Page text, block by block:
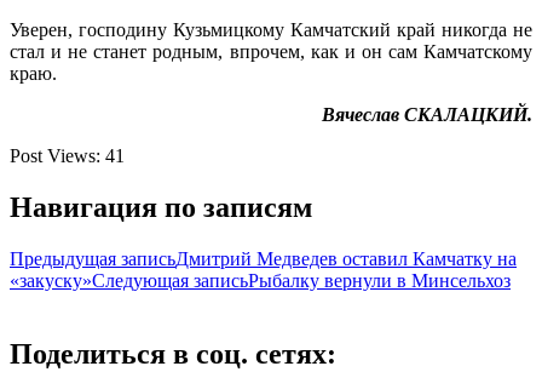
Уверен, господину Кузьмицкому Камчатский край никогда не
стал и не станет родным, впрочем, как и он сам Камчатскому
краю.
Вячеслав СКАЛАЦКИЙ.
Post Views: 41
Навигация по записям
Предыдущая записьДмитрий Медведев оставил Камчатку на
«закуску»Следующая записьРыбалку вернули в Минсельхоз
Поделиться в соц. сетях: